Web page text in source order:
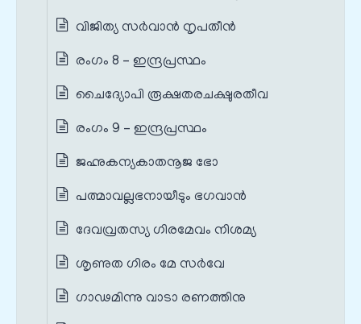
വിജിത്യ സർവാൻ നൃപതീൻ
രംഗം 8 – ഇന്ദ്രപ്രസ്ഥം
ചൈദ്യോപി രൂക്ഷതരചക്ഷുരതീവ
രംഗം 9 – ഇന്ദ്രപ്രസ്ഥം
ജഹ്നുകന്യകാതനൂജ ഭോ
പത്മാവല്ലഭനായീടും ഭഗവാൻ
ദേവവ്രതസ്യ ഗിരമേവം നിശമ്യ
ശൃണുത ഗിരം മേ സർവേ
ഗാഢമിന്നു വാടാ രണത്തിനു